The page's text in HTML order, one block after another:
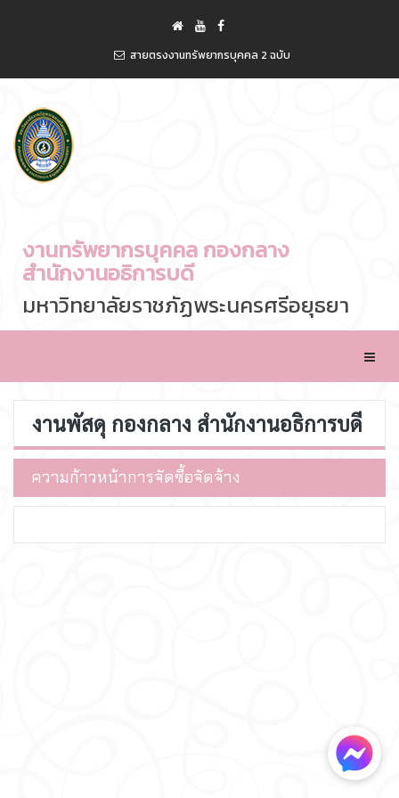
สายตรงงานทรัพยากรบุคคล 2 ฉบับ
งานทรัพยากรบุคคล กองกลาง
สำนักงานอธิการบดี
มหาวิทยาลัยราชภัฏพระนครศรีอยุธยา
งานพัสดุ กองกลาง สำนักงานอธิการบดี
ความก้าวหน้าการจัดซื้อจัดจ้าง